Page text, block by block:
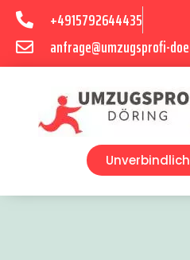
+4915792644435
anfrage@umzugsprofi-